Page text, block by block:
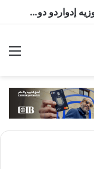
السفير دكتور محمد حجازي يكتب : جوزيه إدواردو دوس سانتوس… قائد أنغولا في مرحلة بناء الدولة وتعزيز الشراكة مع القاهرة